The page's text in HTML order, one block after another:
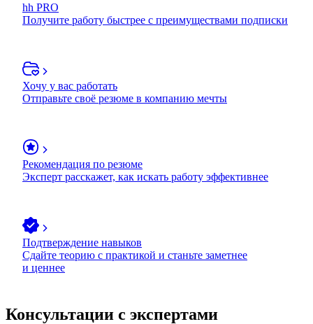
hh PRO
Получите работу быстрее с преимуществами подписки
Хочу у вас работать
Отправьте своё резюме в компанию мечты
Рекомендация по резюме
Эксперт расскажет, как искать работу эффективнее
Подтверждение навыков
Сдайте теорию с практикой и станьте заметнее
и ценнее
Консультации с экспертами